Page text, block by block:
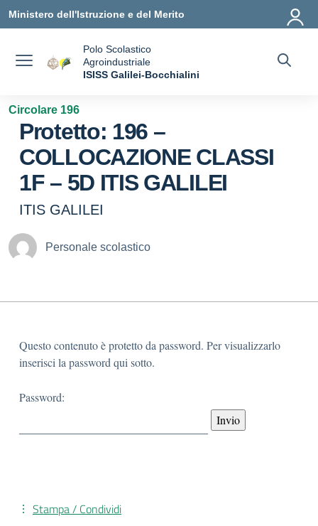
Vai ai contenuti
Vai al menu di navigazione
Vai al footer
Ministero dell'Istruzione e del Merito
Polo Scolastico
Agroindustriale
ISISS Galilei-Bocchialini
Circolare 196
Protetto: 196 –
COLLOCAZIONE CLASSI
1F – 5D ITIS GALILEI
ITIS GALILEI
Personale scolastico
Questo contenuto è protetto da password. Per visualizzarlo
inserisci la password qui sotto.
Password:
Stampa / Condividi